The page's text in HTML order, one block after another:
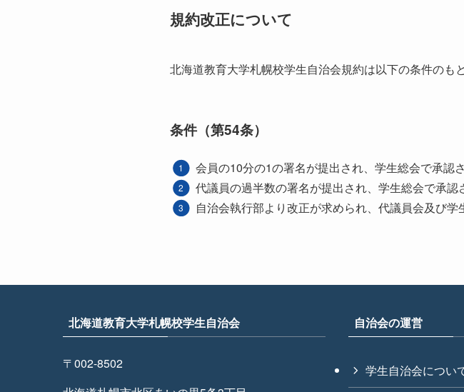
規約改正について
北海道教育大学札幌校学生自治会規約は以下の条件のも
条件（第54条）
会員の10分の1の署名が提出され、学生総会で承認さ
代議員の過半数の署名が提出され、学生総会で承認
自治会執行部より改正が求められ、代議員会及び学
北海道教育大学札幌校学生自治会
〒002-8502
自治会の運営
学生自治会につい